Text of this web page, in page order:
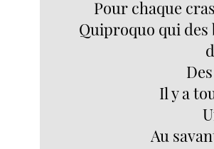
Pour chaque
Quiproquo qui
Il y a
Au